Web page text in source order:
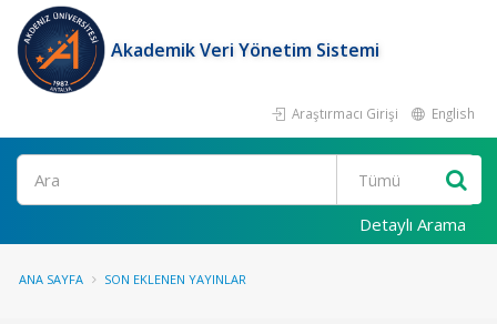
Akademik Veri Yönetim Sistemi
Araştırmacı Girişi English
Ara
Detaylı Arama
ANA SAYFA SON EKLENEN YAYINLAR